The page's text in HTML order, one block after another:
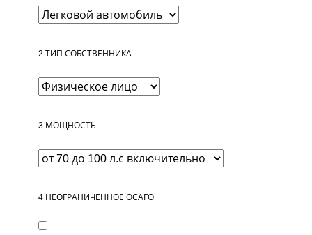
2 ТИП СОБСТВЕННИКА
3 МОЩНОСТЬ
4 НЕОГРАНИЧЕННОЕ ОСАГО